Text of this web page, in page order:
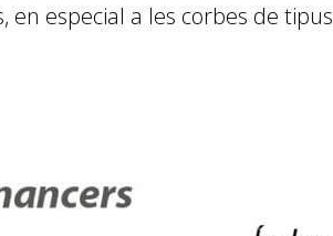
en especial a les corbes de tipus